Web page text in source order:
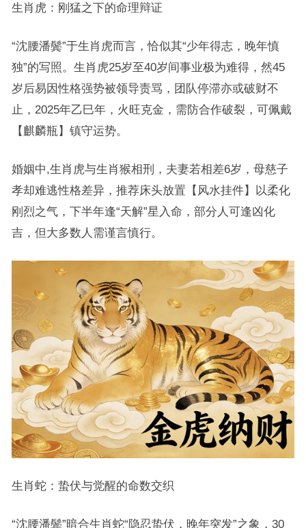
生肖虎：刚猛之下的命理辩证
“沈腰潘鬓”于生肖虎而言，恰似其“少年得志，晚年慎
独”的写照。生肖虎25岁至40岁间事业极为难得，然45
岁后易因性格强势被领导责骂，团队停滞亦或破财不
止，2025年乙巳年，火旺克金，需防合作破裂，可佩戴
【麒麟瓶】镇守运势。
婚姻中,生肖虎与生肖猴相刑，夫妻若相差6岁，母慈子
孝却难逃性格差异，推荐床头放置【风水挂件】以柔化
刚烈之气，下半年逢“天解”星入命，部分人可逢凶化
吉，但大多数人需谨言慎行。
生肖蛇：蛰伏与觉醒的命数交织
“沈腰潘鬓”暗合生肖蛇“隐忍蛰伏，晚年突发”之象，30